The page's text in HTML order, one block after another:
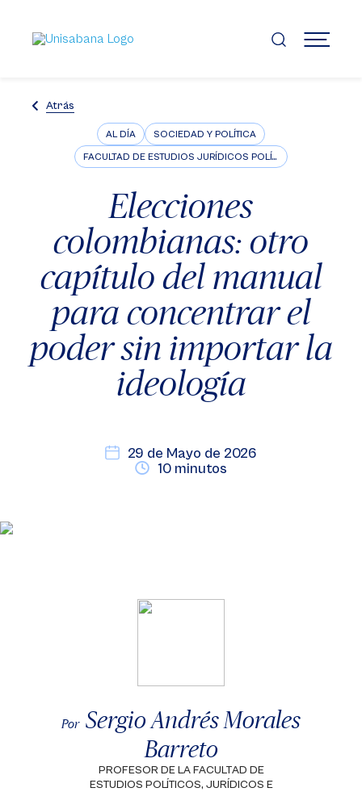
contenido
principal
MENÚ
Atrás
AL DÍA SOCIEDAD Y POLÍTICA
FACULTAD DE ESTUDIOS JURÍDICOS POLÍTICOS E INTERNACIONALES
Elecciones
colombianas: otro
capítulo del manual
para concentrar el
poder sin importar la
ideología
29 de Mayo de 2026
10 minutos
Por Sergio Andrés Morales
Barreto
PROFESOR DE LA FACULTAD DE
ESTUDIOS POLÍTICOS, JURÍDICOS E